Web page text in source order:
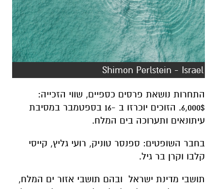
Shimon Perlstein - Israel
התחרות נושאת פרסים כספיים, שווי הזכייה:
6,000$. הזוכים יוכרזו ב -16 בספטמבר במסיבת
עיתונאים ותערוכה בים המלח.
בחבר השופטים: ספנסר טוניק, רועי גליץ, קייסי
קלבו וקרן בר גיל.
תושבי מדינת ישראל ובהם תושבי אזור ים המלח,